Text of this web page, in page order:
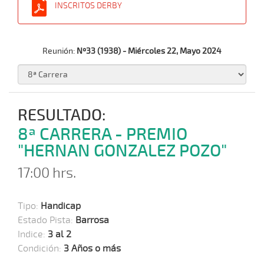
INSCRITOS DERBY
Reunión: Nº33 (1938) - Miércoles 22, Mayo 2024
RESULTADO:
8ª CARRERA - PREMIO
"HERNAN GONZALEZ POZO"
17:00 hrs.
Tipo: Handicap
Estado Pista: Barrosa
Indice: 3 al 2
Condición: 3 Años o más